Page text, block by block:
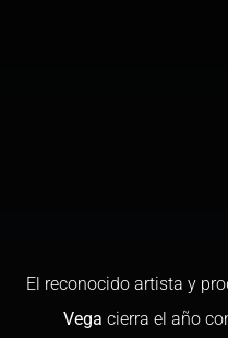
El reconocido artista y
Vega cierra el año